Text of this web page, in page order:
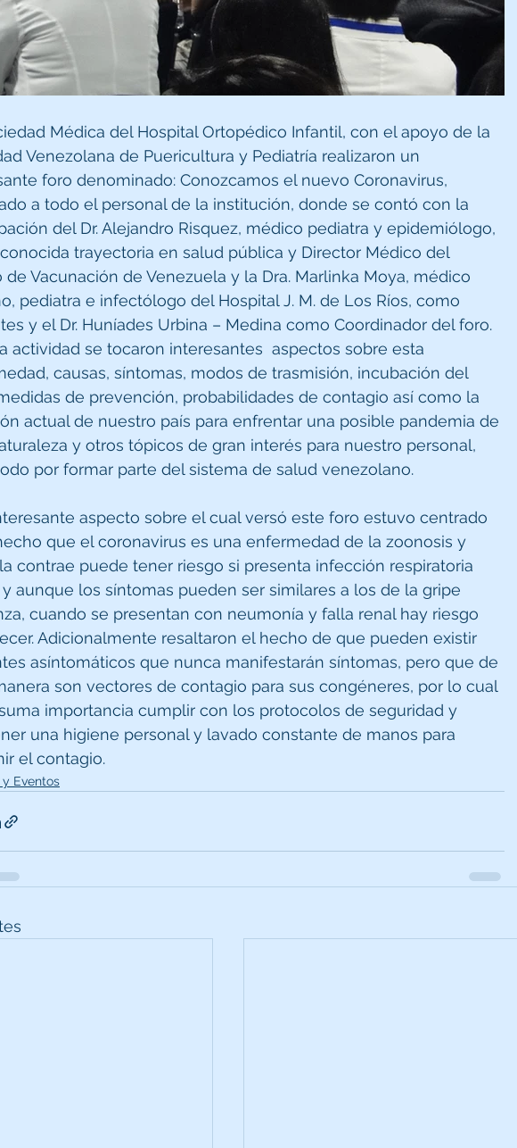
Médica del Hospital Ortopédico Infantil, con el apoyo de la
Venezolana de Puericultura y Pediatría realizaron un
foro denominado: Conozcamos el nuevo Coronavirus,
a todo el personal de la institución, donde se contó con la
del Dr. Alejandro Risquez, médico pediatra y epidemiólogo,
trayectoria en salud pública y Director Médico del
de Vacunación de Venezuela y la Dra. Marlinka Moya, médico
pediatra e infectólogo del Hospital J. M. de Los Ríos, como
y el Dr. Huníades Urbina – Medina como Coordinador del foro.
actividad se tocaron interesantes  aspectos sobre esta
causas, síntomas, modos de trasmisión, incubación del
de prevención, probabilidades de contagio así como la
actual de nuestro país para enfrentar una posible pandemia de
y otros tópicos de gran interés para nuestro personal,
por formar parte del sistema de salud venezolano.
aspecto sobre el cual versó este foro estuvo centrado
que el coronavirus es una enfermedad de la zoonosis y
contrae puede tener riesgo si presenta infección respiratoria
aunque los síntomas pueden ser similares a los de la gripe
cuando se presentan con neumonía y falla renal hay riesgo
Adicionalmente resaltaron el hecho de que pueden existir
asíntomáticos que nunca manifestarán síntomas, pero que de
son vectores de contagio para sus congéneres, por lo cual
importancia cumplir con los protocolos de seguridad y
una higiene personal y lavado constante de manos para
el contagio.
Eventos